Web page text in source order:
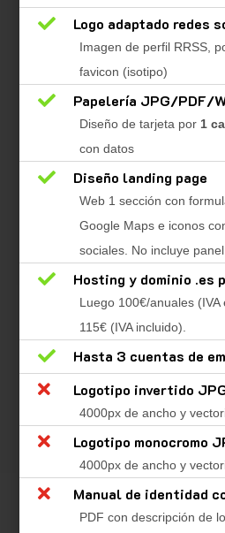

Logo adaptado redes
Imagen de perfil RRSS,
favicon (isotipo)
 Papelería JPG/PDF/
Diseño de tarjeta por 1
con datos
 Diseño landing page
Web 1 sección con
Google Maps e iconos
sociales. No incluye
 Hosting y dominio .es
Luego 100€/anuales
115€ (IVA incluido).

Hasta 3 cuentas de

Logotipo invertido
4000px de ancho y
 Logotipo monocromo
4000px de ancho y
 Manual de identidad
PDF con descripción de